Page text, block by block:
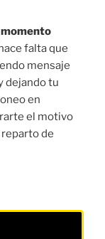
momento
falta que
mensaje
dejando tu
en
el motivo
de